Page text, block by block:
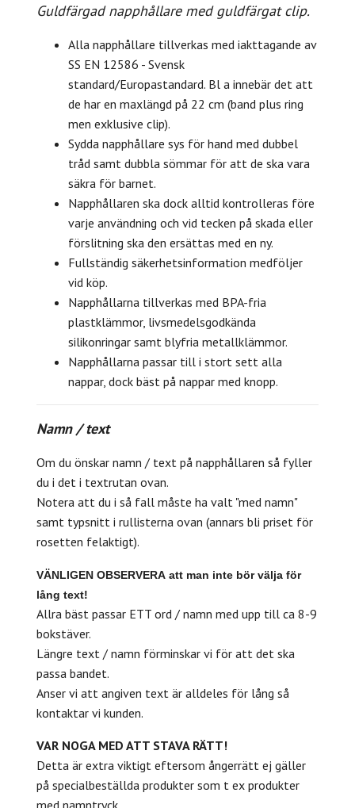
Guldfärgad napphållare med guldfärgat clip.
Alla napphållare tillverkas med iakttagande av
SS EN 12586 - Svensk
standard/Europastandard. Bl a innebär det att
de har en maxlängd på 22 cm (band plus ring
men exklusive clip).
Sydda napphållare sys för hand med dubbel
tråd samt dubbla sömmar för att de ska vara
säkra för barnet.
Napphållaren ska dock alltid kontrolleras före
varje användning och vid tecken på skada eller
förslitning ska den ersättas med en ny.
Fullständig säkerhetsinformation medföljer
vid köp.
Napphållarna tillverkas med BPA-fria
plastklämmor, livsmedelsgodkända
silikonringar samt blyfria metallklämmor.
Napphållarna passar till i stort sett alla
nappar, dock bäst på nappar med knopp.
Namn / text
Om du önskar namn / text på napphållaren så fyller
du i det i textrutan ovan.
Notera att du i så fall måste ha valt "med namn"
samt typsnitt i rullisterna ovan (annars bli priset för
rosetten felaktigt).
VÄNLIGEN OBSERVERA att man inte bör välja för
lång text!
Allra bäst passar ETT ord / namn med upp till ca 8-9
bokstäver.
Längre text / namn förminskar vi för att det ska
passa bandet.
Anser vi att angiven text är alldeles för lång så
kontaktar vi kunden.
VAR NOGA MED ATT STAVA RÄTT!
Detta är extra viktigt eftersom ångerrätt ej gäller
på specialbeställda produkter som t ex produkter
med namntryck